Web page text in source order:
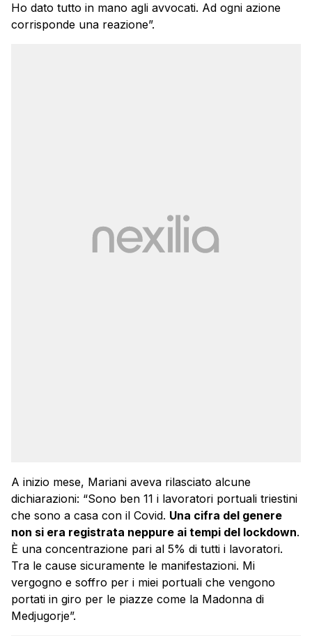
Ho dato tutto in mano agli avvocati. Ad ogni azione
corrisponde una reazione”.
A inizio mese, Mariani aveva rilasciato alcune
dichiarazioni: “Sono ben 11 i lavoratori portuali triestini
che sono a casa con il Covid. Una cifra del genere
non si era registrata neppure ai tempi del lockdown.
È una concentrazione pari al 5% di tutti i lavoratori.
Tra le cause sicuramente le manifestazioni. Mi
vergogno e soffro per i miei portuali che vengono
portati in giro per le piazze come la Madonna di
Medjugorje”.